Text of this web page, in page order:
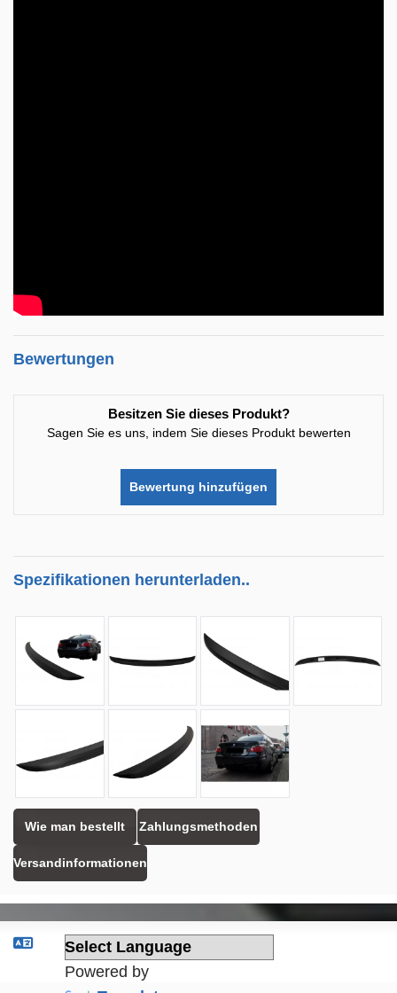
Bewertungen
Besitzen Sie dieses Produkt?
Sagen Sie es uns, indem Sie dieses Produkt bewerten
Bewertung hinzufügen
Spezifikationen herunterladen..
Wie man bestellt Zahlungsmethoden
Versandinformationen
Powered by